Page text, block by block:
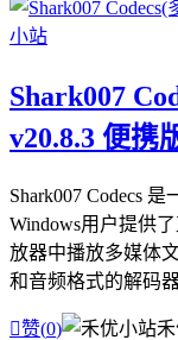
Shark007
v20.8.3 便携
Shark007 Codecs
Windows用户提供
放器中播放多媒体
和音频格式的解码
赞(0)